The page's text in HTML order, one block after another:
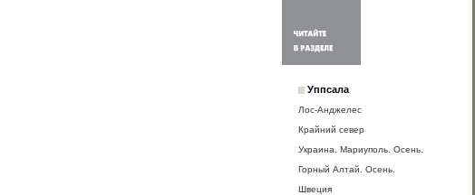
Уппсала
Лос-Анджелес
Крайний север
Украина. Мариуполь. Осень.
Горный Алтай. Осень.
Швеция